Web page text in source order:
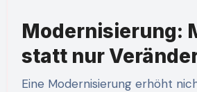
Modernisierung:
statt nur
Eine Modernisierung erhöht